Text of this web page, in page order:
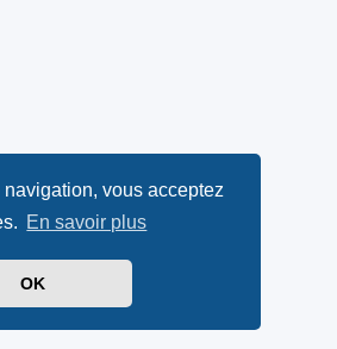
vous acceptez
En savoir plus
OK